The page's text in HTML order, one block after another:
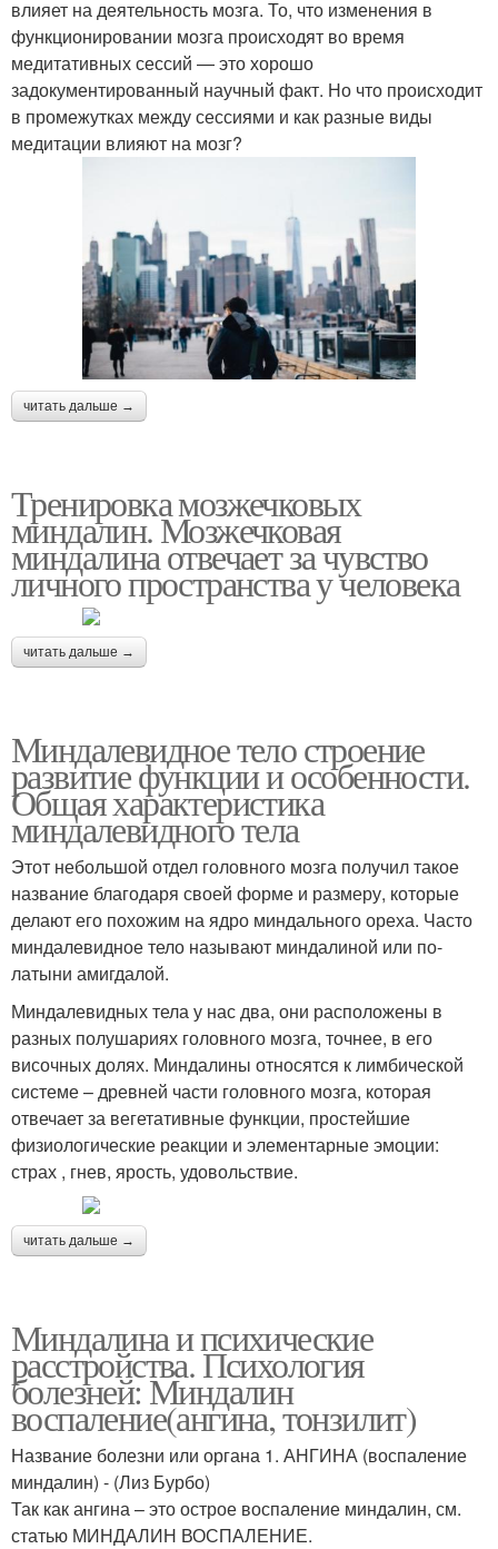
влияет на деятельность мозга. То, что изменения в
функционировании мозга происходят во время
медитативных сессий — это хорошо
задокументированный научный факт. Но что происходит
в промежутках между сессиями и как разные виды
медитации влияют на мозг?
читать дальше →
Тренировка мозжечковых
миндалин. Мозжечковая
миндалина отвечает за чувство
личного пространства у человека
читать дальше →
Миндалевидное тело строение
развитие функции и особенности.
Общая характеристика
миндалевидного тела
Этот небольшой отдел головного мозга получил такое
название благодаря своей форме и размеру, которые
делают его похожим на ядро миндального ореха. Часто
миндалевидное тело называют миндалиной или по-
латыни амигдалой.
Миндалевидных тела у нас два, они расположены в
разных полушариях головного мозга, точнее, в его
височных долях. Миндалины относятся к лимбической
системе – древней части головного мозга, которая
отвечает за вегетативные функции, простейшие
физиологические реакции и элементарные эмоции:
страх , гнев, ярость, удовольствие.
читать дальше →
Миндалина и психические
расстройства. Психология
болезней: Миндалин
воспаление(ангина, тонзилит)
Название болезни или органа 1. АНГИНА (воспаление
миндалин) - (Лиз Бурбо)
Так как ангина – это острое воспаление миндалин, см.
статью МИНДАЛИН ВОСПАЛЕНИЕ.